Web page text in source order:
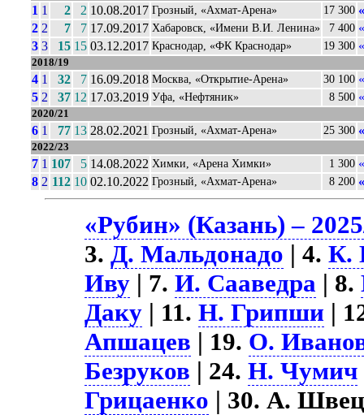
1 1 2 2 10.08.2017 Грозный, «Ахмат-Арена» 17 300
2 2 7 7 17.09.2017 Хабаровск, «Имени В.И. Ленина» 7 400
3 3 15 15 03.12.2017 Краснодар, «ФК Краснодар» 19 300
2018/19
4 1 32 7 16.09.2018 Москва, «Открытие-Арена» 30 100
5 2 37 12 17.03.2019 Уфа, «Нефтяник» 8 500
2020/21
6 1 77 13 28.02.2021 Грозный, «Ахмат-Арена» 25 300
2022/23
7 1 107 5 14.08.2022 Химки, «Арена Химки» 1 300
8 2 112 10 02.10.2022 Грозный, «Ахмат-Арена» 8 200
«Рубин» (Казань) –
3.Д. Мальдонадо | 4.К.
Иву | 7.И. Сааведра | 8.
Даку | 11.Н. Грипши |
Апшацев | 19. О.
Безруков | 24.Н. Чумич
Грицаенко | 30. А.